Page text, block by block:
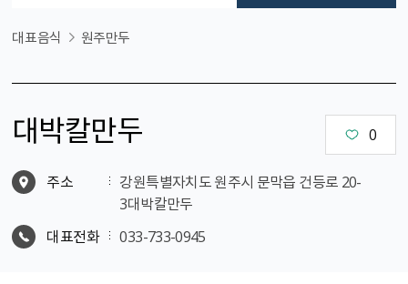
대표음식 원주만두
대박칼만두 0
주소
강원특별자치도 원주시 문막읍 건등로 20-
3대박칼만두
대표전화
033-733-0945